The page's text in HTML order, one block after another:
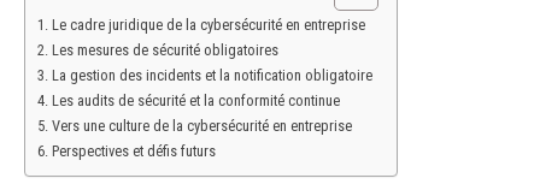
Le cadre juridique de la cybersécurité en entreprise
Les mesures de sécurité obligatoires
La gestion des incidents et la notification obligatoire
Les audits de sécurité et la conformité continue
Vers une culture de la cybersécurité en entreprise
Perspectives et défis futurs